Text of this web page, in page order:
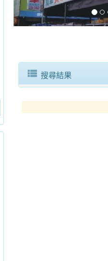
view_list 搜尋結果